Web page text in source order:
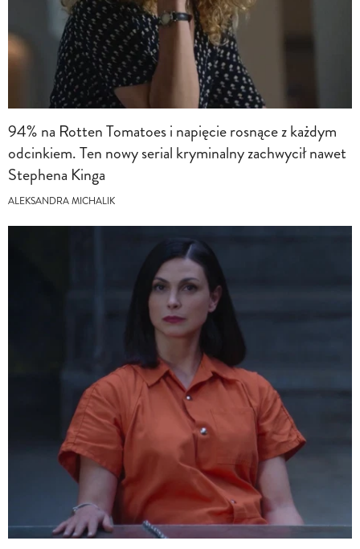
94% na Rotten Tomatoes i napięcie rosnące z każdym
odcinkiem. Ten nowy serial kryminalny zachwycił nawet
Stephena Kinga
ALEKSANDRA MICHALIK